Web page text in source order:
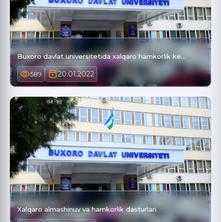
Buxoro davlat universitetida xalqaro hamkorlik ke…
589 20.01.2022
Xalqaro almashinuv va hamkorlik dasturlari